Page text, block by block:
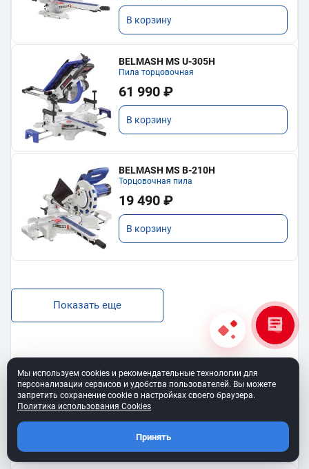
В корзину
BELMASH MS U-305H
Пила торцовочная
61 990 ₽
В корзину
BELMASH MS B-210H
Торцовочная пила
19 490 ₽
В корзину
Показать еще
BELMASH SS-400VS
Лобзиковый станок
13 190 ₽
В корзину
Мы используем cookies и рекомендательные технологии для
персонализации сервисов и удобства пользователей. Вы можете
запретить сохранение cookie в настройках своего браузера.
Политика использования Cookies
Принять